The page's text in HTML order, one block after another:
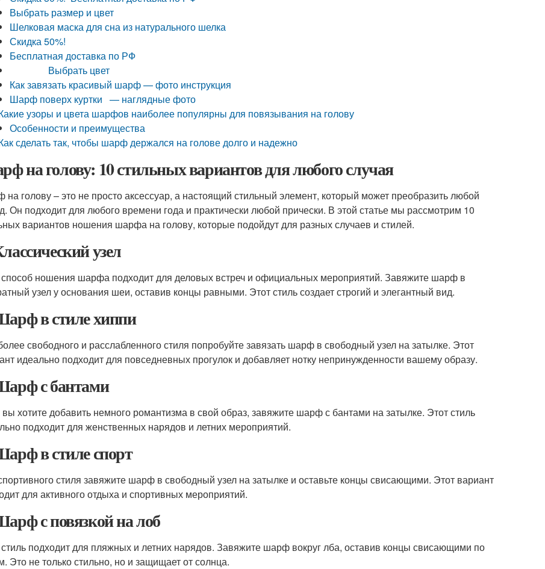
Выбрать размер и цвет
Шелковая маска для сна из натурального шелка
Скидка 50%!
Бесплатная доставка по РФ
Выбрать цвет
Как завязать красивый шарф — фото инструкция
Шарф поверх куртки — наглядные фото
узоры и цвета шарфов наиболее популярны для повязывания на голову
Особенности и преимущества
сделать так, чтобы шарф держался на голове долго и надежно
на голову: 10 стильных вариантов для любого случая
голову – это не просто аксессуар, а настоящий стильный элемент, который может преобразить любой
Он подходит для любого времени года и практически любой прически. В этой статье мы рассмотрим 10
вариантов ношения шарфа на голову, которые подойдут для разных случаев и стилей.
узел
способ ношения шарфа подходит для деловых встреч и официальных мероприятий. Завяжите шарф в
узел у основания шеи, оставив концы равными. Этот стиль создает строгий и элегантный вид.
в стиле хиппи
свободного и расслабленного стиля попробуйте завязать шарф в свободный узел на затылке. Этот
идеально подходит для повседневных прогулок и добавляет нотку непринужденности вашему образу.
с бантами
хотите добавить немного романтизма в свой образ, завяжите шарф с бантами на затылке. Этот стиль
подходит для женственных нарядов и летних мероприятий.
в стиле спорт
стиля завяжите шарф в свободный узел на затылке и оставьте концы свисающими. Этот вариант
для активного отдыха и спортивных мероприятий.
с повязкой на лоб
подходит для пляжных и летних нарядов. Завяжите шарф вокруг лба, оставив концы свисающими по
Это не только стильно, но и защищает от солнца.